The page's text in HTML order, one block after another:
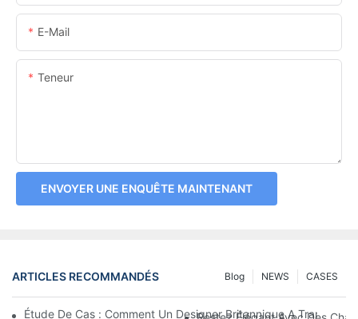
E-Mail
Teneur
ENVOYER UNE ENQUÊTE MAINTENANT
ARTICLES RECOMMANDÉS CASES
NEWS
Blog
Étude De Cas : Comment Un Designer Britannique A